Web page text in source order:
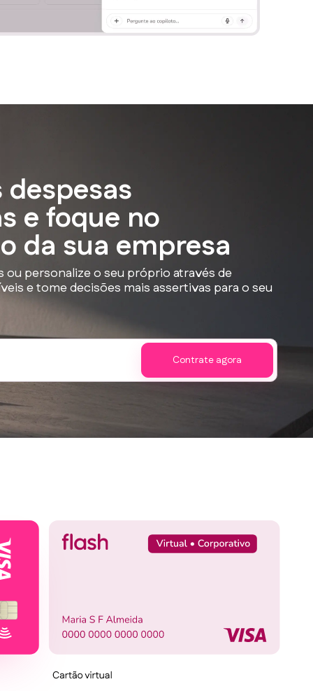
e foque no
da sua empresa
personalize o seu próprio através de
e tome decisões mais assertivas para o seu
Contrate agora